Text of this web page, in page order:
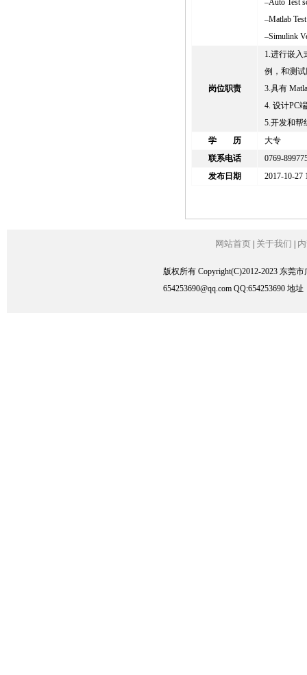
–Auto Test
–Matlab
–Simulink
岗位职责
1.进行嵌入
例，和测
3.具有
4. 设计PC
5.开发和帮
学 历
大专
联系电话
0769-
发布日期
2017-10-27
网站首页 关于我们
版权所有 Copyright(C)2012-2023 东莞
654253690@qq.com QQ:654253690 地